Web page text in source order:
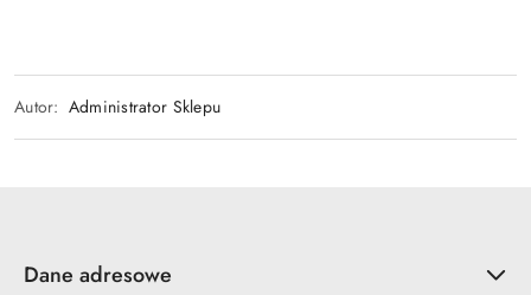
Autor: Administrator Sklepu
Dane adresowe